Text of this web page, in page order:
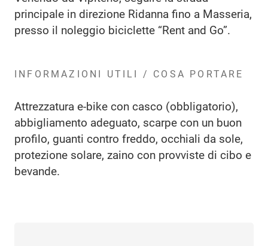
principale in direzione Ridanna fino a Masseria,
presso il noleggio biciclette “Rent and Go”.
INFORMAZIONI UTILI / COSA PORTARE
Attrezzatura e-bike con casco (obbligatorio),
abbigliamento adeguato, scarpe con un buon
profilo, guanti contro freddo, occhiali da sole,
protezione solare, zaino con provviste di cibo e
bevande.